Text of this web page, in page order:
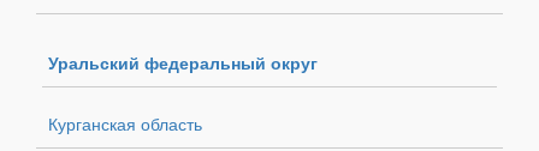
Уральский федеральный округ
Курганская область